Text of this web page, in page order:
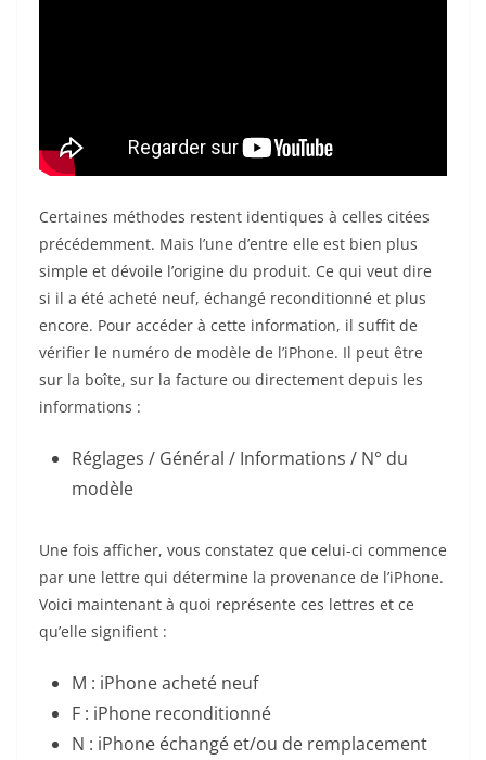
Certaines méthodes restent identiques à celles citées
précédemment. Mais l’une d’entre elle est bien plus
simple et dévoile l’origine du produit. Ce qui veut dire
si il a été acheté neuf, échangé reconditionné et plus
encore. Pour accéder à cette information, il suffit de
vérifier le numéro de modèle de l’iPhone. Il peut être
sur la boîte, sur la facture ou directement depuis les
informations :
Réglages / Général / Informations / N° du
modèle
Une fois afficher, vous constatez que celui-ci commence
par une lettre qui détermine la provenance de l’iPhone.
Voici maintenant à quoi représente ces lettres et ce
qu’elle signifient :
M : iPhone acheté neuf
F : iPhone reconditionné
N : iPhone échangé et/ou de remplacement